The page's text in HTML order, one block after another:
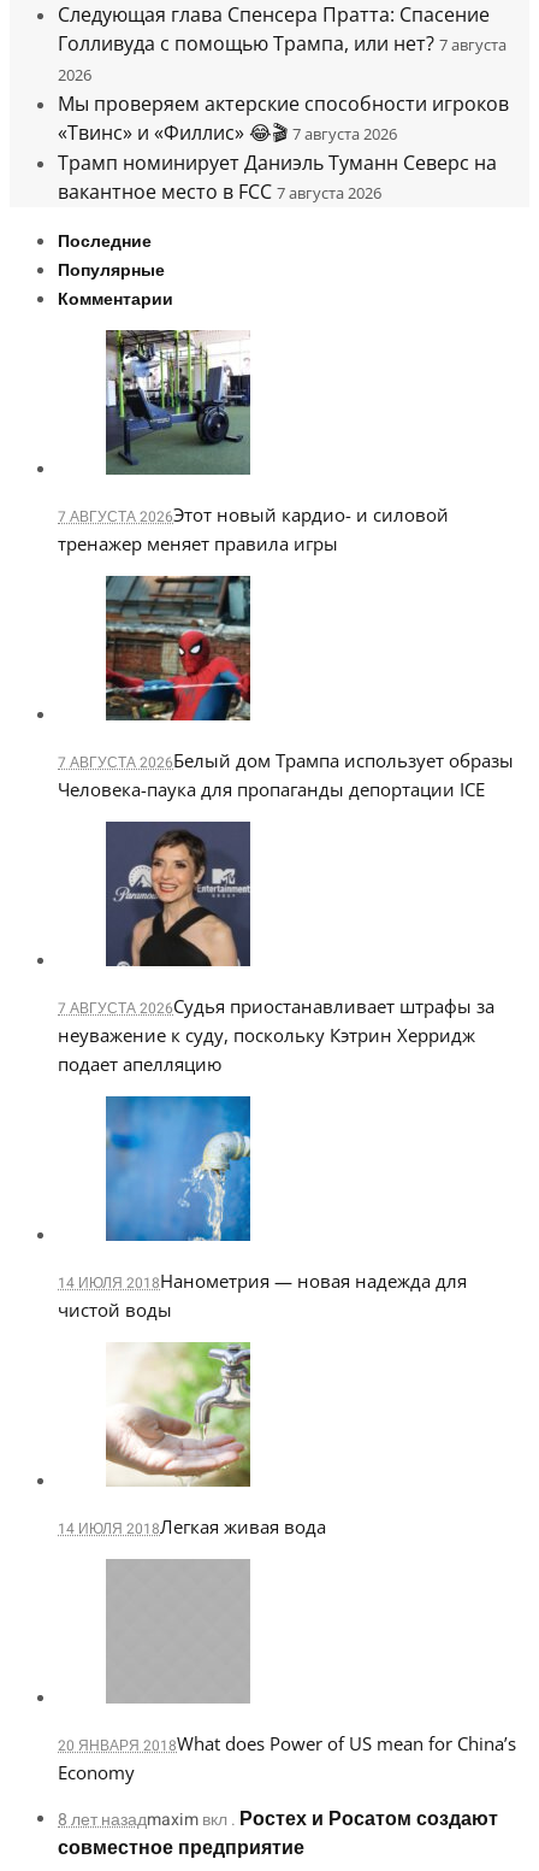
Следующая глава Спенсера Пратта: Спасение
Голливуда с помощью Трампа, или нет? 7 августа
2026
Мы проверяем актерские способности игроков
«Твинс» и «Филлис» 😂🎬 7 августа 2026
Трамп номинирует Даниэль Туманн Северс на
вакантное место в FCC 7 августа 2026
Последние
Популярные
Комментарии
7 АВГУСТА 2026Этот новый кардио- и силовой
тренажер меняет правила игры
7 АВГУСТА 2026Белый дом Трампа использует образы
Человека-паука для пропаганды депортации ICE
7 АВГУСТА 2026Судья приостанавливает штрафы за
неуважение к суду, поскольку Кэтрин Херридж
подает апелляцию
14 ИЮЛЯ 2018Нанометрия — новая надежда для
чистой воды
14 ИЮЛЯ 2018Легкая живая вода
20 ЯНВАРЯ 2018What does Power of US mean for China’s
Economy
8 лет назадmaximвкл . Ростех и Росатом создают
совместное предприятие